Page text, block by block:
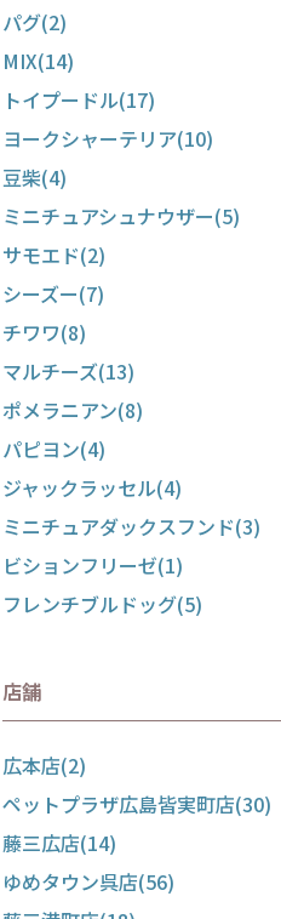
パグ(2)
MIX(14)
トイプードル(17)
ヨークシャーテリア(10)
豆柴(4)
ミニチュアシュナウザー(5)
サモエド(2)
シーズー(7)
チワワ(8)
マルチーズ(13)
ポメラニアン(8)
パピヨン(4)
ジャックラッセル(4)
ミニチュアダックスフンド(3)
ビションフリーゼ(1)
フレンチブルドッグ(5)
店舗
広本店(2)
ペットプラザ広島皆実町店(30)
藤三広店(14)
ゆめタウン呉店(56)